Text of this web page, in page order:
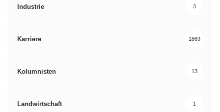
Industrie 3
Karriere 1869
Kolumnisten 13
Landwirtschaft 1